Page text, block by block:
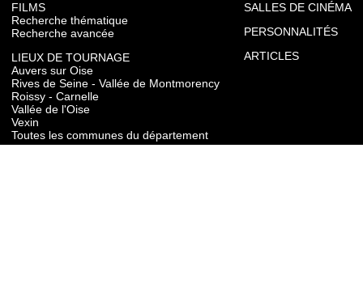
FILMS
Recherche thématique
Recherche avancée
LIEUX DE TOURNAGE
Auvers sur Oise
Rives de Seine - Vallée de Montmorency
Roissy - Carnelle
Vallée de l'Oise
Vexin
Toutes les communes du département
SALLES DE CINÉMA
PERSONNALITÉS
ARTICLES